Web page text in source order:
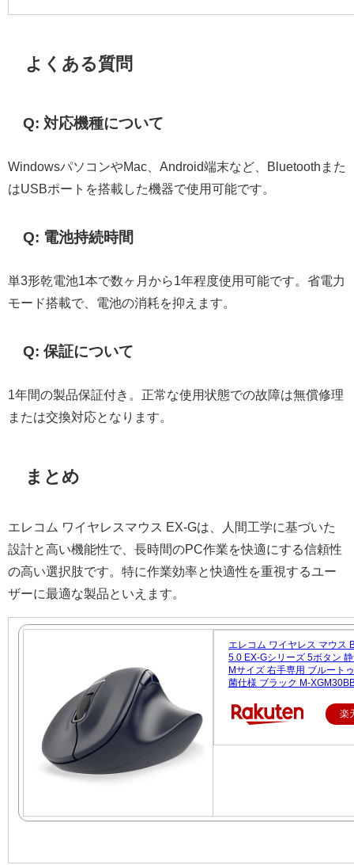
よくある質問
Q: 対応機種について
WindowsパソコンやMac、Android端末など、Bluetoothまた
はUSBポートを搭載した機器で使用可能です。
Q: 電池持続時間
単3形乾電池1本で数ヶ月から1年程度使用可能です。省電力
モード搭載で、電池の消耗を抑えます。
Q: 保証について
1年間の製品保証付き。正常な使用状態での故障は無償修理
または交換対応となります。
まとめ
エレコム ワイヤレスマウス EX-Gは、人間工学に基づいた
設計と高い機能性で、長時間のPC作業を快適にする信頼性
の高い選択肢です。特に作業効率と快適性を重視するユー
ザーに最適な製品といえます。
エレコム ワイヤレス マウス
5.0 EX-Gシリーズ 5ボタン
Mサイズ 右手専用 ブルート
菌仕様 ブラック M-
楽